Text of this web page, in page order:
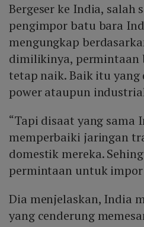
Bergeser ke India, salah
pengimpor batu bara
mengungkap
dimilikinya, permintaan
tetap naik. Baik itu
power ataupun
“Tapi disaat yang sama
memperbaiki jaringan
domestik mereka.
permintaan untuk
Dia menjelaskan, India
yang cenderung